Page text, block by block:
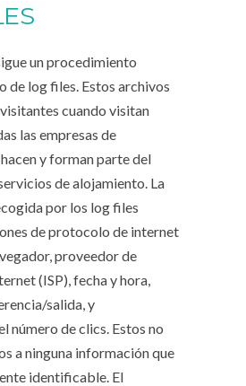
un procedimiento
de log files. Estos archivos
cuando visitan
las empresas de
y forman parte del
de alojamiento. La
por los log files
de protocolo de internet
proveedor de
(ISP), fecha y hora,
salida, y
número de clics. Estos no
a ninguna información que
identificable. El